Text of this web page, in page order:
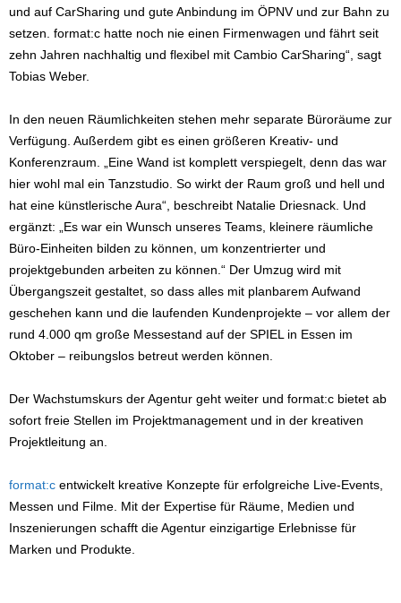
und auf CarSharing und gute Anbindung im ÖPNV und zur Bahn zu
setzen. format:c hatte noch nie einen Firmenwagen und fährt seit
zehn Jahren nachhaltig und flexibel mit Cambio CarSharing“, sagt
Tobias Weber.
In den neuen Räumlichkeiten stehen mehr separate Büroräume zur
Verfügung. Außerdem gibt es einen größeren Kreativ- und
Konferenzraum. „Eine Wand ist komplett verspiegelt, denn das war
hier wohl mal ein Tanzstudio. So wirkt der Raum groß und hell und
hat eine künstlerische Aura“, beschreibt Natalie Driesnack. Und
ergänzt: „Es war ein Wunsch unseres Teams, kleinere räumliche
Büro-Einheiten bilden zu können, um konzentrierter und
projektgebunden arbeiten zu können.“ Der Umzug wird mit
Übergangszeit gestaltet, so dass alles mit planbarem Aufwand
geschehen kann und die laufenden Kundenprojekte – vor allem der
rund 4.000 qm große Messestand auf der SPIEL in Essen im
Oktober – reibungslos betreut werden können.
Der Wachstumskurs der Agentur geht weiter und format:c bietet ab
sofort freie Stellen im Projektmanagement und in der kreativen
Projektleitung an.
format:c entwickelt kreative Konzepte für erfolgreiche Live-Events,
Messen und Filme. Mit der Expertise für Räume, Medien und
Inszenierungen schafft die Agentur einzigartige Erlebnisse für
Marken und Produkte.